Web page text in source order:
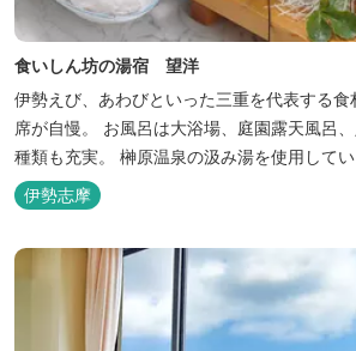
食いしん坊の湯宿 望洋
伊勢えび、あわびといった三重を代表する
席が自慢。 お風呂は大浴場、庭園露天風呂
種類も充実。 榊原温泉の汲み湯を使用して
ルに。
伊勢志摩